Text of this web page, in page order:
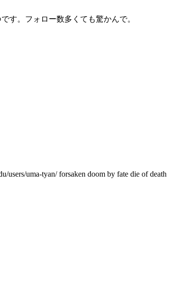
す。フォロー数多くても驚かんで。
uma-tyan/ forsaken doom by fate die of death